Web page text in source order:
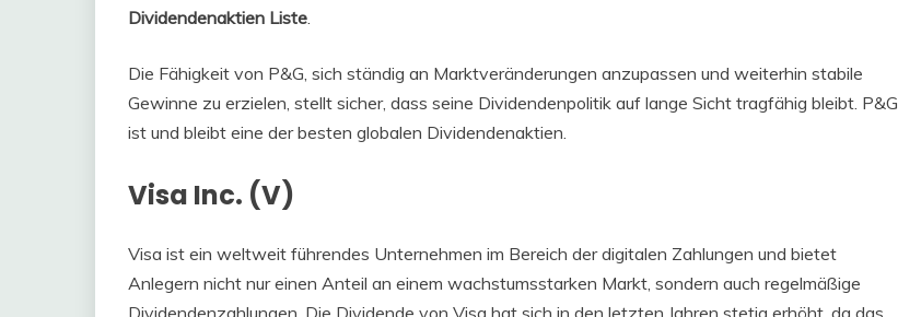
Dividendenaktien Liste
Die Fähigkeit von P&G, sich ständig an Marktveränderungen anzupassen und weiterhin stabile
Gewinne zu erzielen, stellt sicher, dass seine Dividendenpolitik auf lange Sicht tragfähig bleibt. P&G
ist und bleibt eine der besten globalen Dividendenaktien.
Visa Inc. (V)
Visa ist ein weltweit führendes Unternehmen im Bereich der digitalen Zahlungen und bietet
Anlegern nicht nur einen Anteil an einem wachstumsstarken Markt, sondern auch regelmäßige
Dividendenzahlungen. Die Dividende von Visa hat sich in den letzten Jahren stetig erhöht, da das